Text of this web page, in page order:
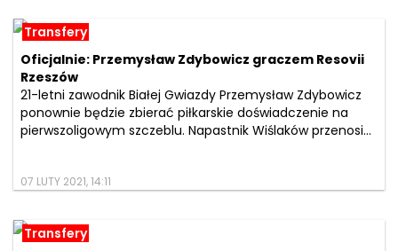
Transfery
Oficjalnie: Przemysław Zdybowicz graczem Resovii
Rzeszów
21-letni zawodnik Białej Gwiazdy Przemysław Zdybowicz
ponownie będzie zbierać piłkarskie doświadczenie na
pierwszoligowym szczeblu. Napastnik Wiślaków przenosi...
07 LUTY 2021, 14:11
Transfery